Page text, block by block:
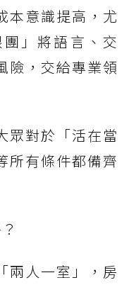
本意識提高，尤
」將語言、交
險，交給專業領
眾對於「活在當
所有條件都備齊
兩人一室」，房